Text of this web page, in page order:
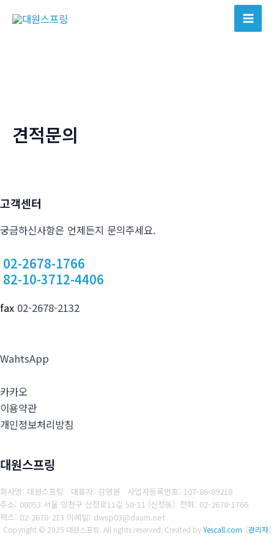
Main
견적문의
고객센터
궁금하신사항은 언제든지 문의주세요.
02-2678-1766
82-10-3712-4406
fax 02-2678-2132
WahtsApp
카카오
이용약관
개인정보처리방침
대원스프링
회사명: 대원스프링 대표자: 김영원 사업자등록번호: 107-86-89218
주소: 08053 서울 양천구 신정로11길 50-11 (신정동) 전화: 02-2678-1766
팩스: 02-2678-213 이메일: dwsp03@daum.net
Copyright © 2025 대원스프링. All rights reserved. Created byYescall.com [관리자]